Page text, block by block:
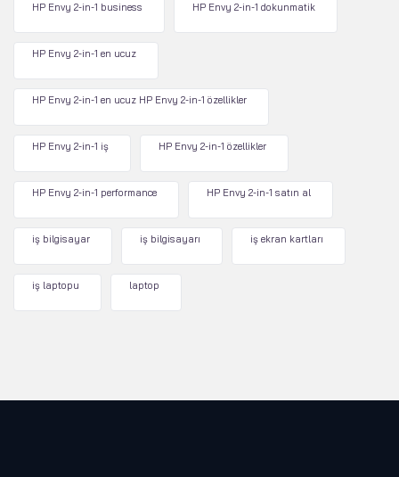
HP Envy 2-in-1 business HP Envy 2-in-1 dokunmatik
HP Envy 2-in-1 en ucuz
HP Envy 2-in-1 en ucuz HP Envy 2-in-1 özellikler
HP Envy 2-in-1 iş HP Envy 2-in-1 özellikler
HP Envy 2-in-1 performance HP Envy 2-in-1 satın al
iş bilgisayar iş bilgisayarı iş ekran kartları
iş laptopu laptop